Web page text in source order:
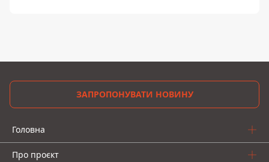
ЗАПРОПОНУВАТИ НОВИНУ
Головна
Про проєкт